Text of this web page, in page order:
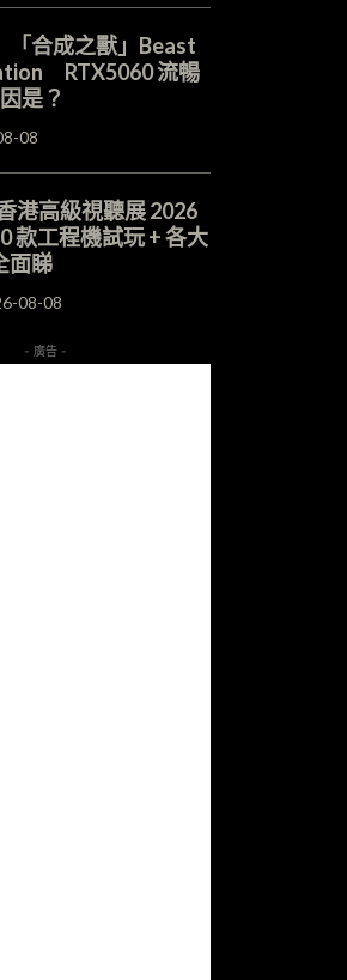
「合成之獸」Beast
RTX5060 流暢
是？
08
港高級視聽展 2026
款工程機試玩 + 各大
面睇
08-08
- 廣告 -